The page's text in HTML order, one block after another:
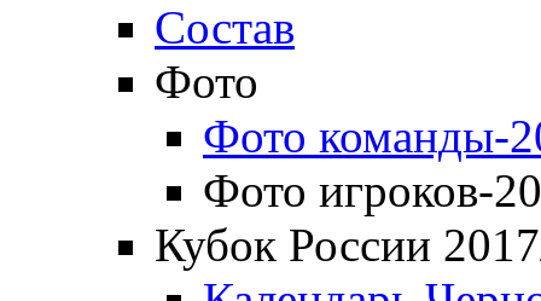
Состав
Фото
Фото команды-
Фото игроков-
Кубок России